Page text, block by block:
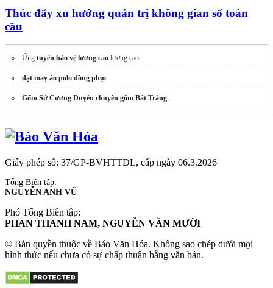
Thúc đẩy xu hướng quản trị không gian số toàn
cầu
Ứng tuyển bảo vệ lương cao lương cao
đặt may áo polo đồng phục
Gốm Sứ Cương Duyên chuyên gốm Bát Tràng
Giấy phép số: 37/GP-BVHTTDL, cấp ngày 06.3.2026
Tổng Biên tập:
NGUYỄN ANH VŨ
Phó Tổng Biên tập:
PHAN THANH NAM, NGUYỄN VĂN MƯỜI
© Bản quyền thuộc về Báo Văn Hóa. Không sao chép dưới mọi
hình thức nếu chưa có sự chấp thuận bằng văn bản.